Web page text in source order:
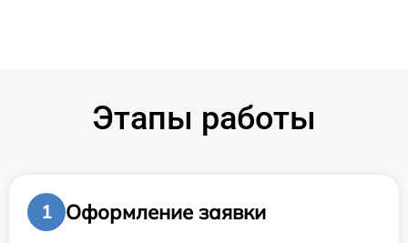
Этапы работы
1
Оформление заявки